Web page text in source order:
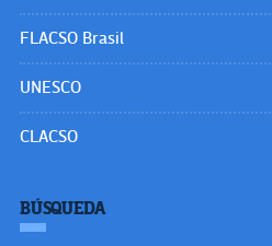
FLACSO Brasil
UNESCO
CLACSO
BÚSQUEDA